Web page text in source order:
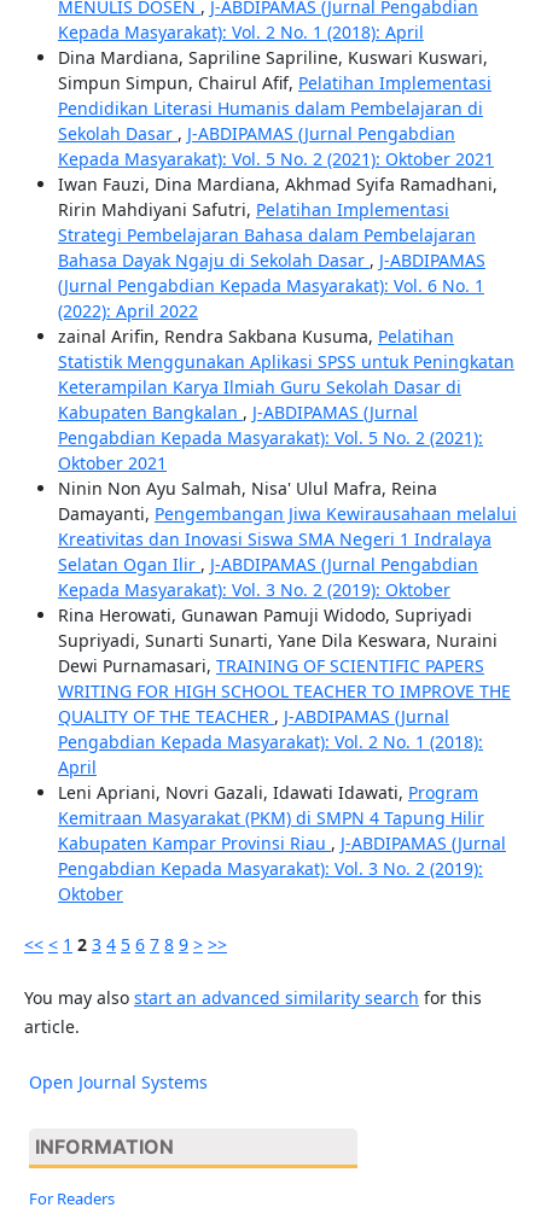
MENULIS DOSEN , J-ABDIPAMAS (Jurnal Pengabdian
Kepada Masyarakat): Vol. 2 No. 1 (2018): April
Dina Mardiana, Sapriline Sapriline, Kuswari Kuswari,
Simpun Simpun, Chairul Afif, Pelatihan Implementasi
Pendidikan Literasi Humanis dalam Pembelajaran di
Sekolah Dasar , J-ABDIPAMAS (Jurnal Pengabdian
Kepada Masyarakat): Vol. 5 No. 2 (2021): Oktober 2021
Iwan Fauzi, Dina Mardiana, Akhmad Syifa Ramadhani,
Ririn Mahdiyani Safutri, Pelatihan Implementasi
Strategi Pembelajaran Bahasa dalam Pembelajaran
Bahasa Dayak Ngaju di Sekolah Dasar , J-ABDIPAMAS
(Jurnal Pengabdian Kepada Masyarakat): Vol. 6 No. 1
(2022): April 2022
zainal Arifin, Rendra Sakbana Kusuma, Pelatihan
Statistik Menggunakan Aplikasi SPSS untuk Peningkatan
Keterampilan Karya Ilmiah Guru Sekolah Dasar di
Kabupaten Bangkalan , J-ABDIPAMAS (Jurnal
Pengabdian Kepada Masyarakat): Vol. 5 No. 2 (2021):
Oktober 2021
Ninin Non Ayu Salmah, Nisa' Ulul Mafra, Reina
Damayanti, Pengembangan Jiwa Kewirausahaan melalui
Kreativitas dan Inovasi Siswa SMA Negeri 1 Indralaya
Selatan Ogan Ilir , J-ABDIPAMAS (Jurnal Pengabdian
Kepada Masyarakat): Vol. 3 No. 2 (2019): Oktober
Rina Herowati, Gunawan Pamuji Widodo, Supriyadi
Supriyadi, Sunarti Sunarti, Yane Dila Keswara, Nuraini
Dewi Purnamasari, TRAINING OF SCIENTIFIC PAPERS
WRITING FOR HIGH SCHOOL TEACHER TO IMPROVE THE
QUALITY OF THE TEACHER , J-ABDIPAMAS (Jurnal
Pengabdian Kepada Masyarakat): Vol. 2 No. 1 (2018):
April
Leni Apriani, Novri Gazali, Idawati Idawati, Program
Kemitraan Masyarakat (PKM) di SMPN 4 Tapung Hilir
Kabupaten Kampar Provinsi Riau , J-ABDIPAMAS (Jurnal
Pengabdian Kepada Masyarakat): Vol. 3 No. 2 (2019):
Oktober
<< < 1 2 3 4 5 6 7 8 9 > >>
You may also start an advanced similarity search for this
article.
Open Journal Systems
INFORMATION
For Readers